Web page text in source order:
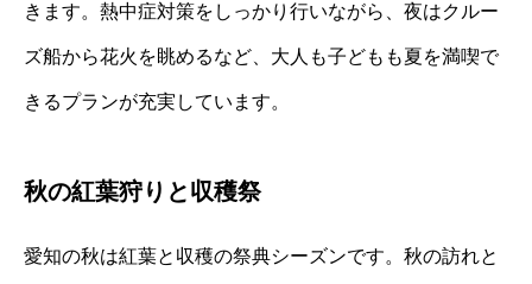
きます。熱中症対策をしっかり行いながら、夜はクルー
ズ船から花火を眺めるなど、大人も子どもも夏を満喫で
きるプランが充実しています。
秋の紅葉狩りと収穫祭
愛知の秋は紅葉と収穫の祭典シーズンです。秋の訪れと